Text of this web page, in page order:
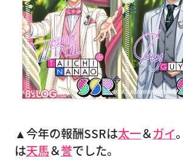
▲今年の報酬SSRは太一＆ガイ
は天馬＆誉でした。